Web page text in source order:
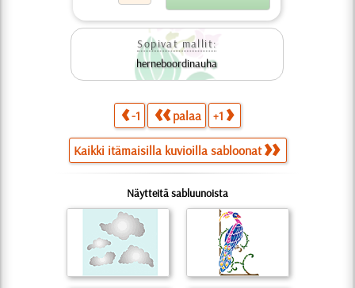
Sopivat mallit:
herneboordinauha
-1 palaa +1
Kaikki itämaisilla kuvioilla sabloonat
Näytteitä sabluunoista